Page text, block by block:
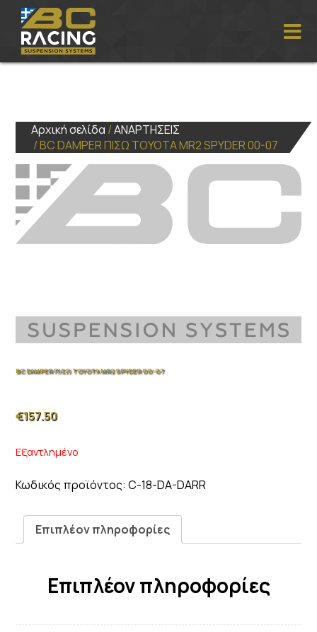
Αρχική σελίδα /ΑΝΑΡΤΗΣΕΙΣ
/ BC DAMPER ΠΙΣΩ TOYOTA MR2 SPYDER 00-07
BC DAMPER ΠΙΣΩ TOYOTA MR2 SPYDER 00-07
€157.50
Εξαντλημένο
Κωδικός προϊόντος: C-18-DA-DARR
Επιπλέον πληροφορίες
Επιπλέον πληροφορίες